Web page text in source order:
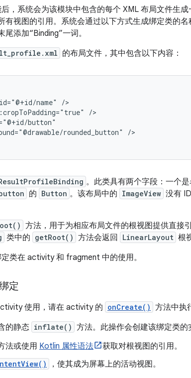
，系统会为该模块中包含的每个 XML 布局文件生
有视图的引用。系统会通过以下方式生成绑定类的
添加“Binding”一词。
的布局文件，其中包含以下内容：
name"
rounded_button"
/>
。此类具有两个字段：一个
的 Button 。该布局中的 ImageView 没有
方法，用于为相应布局文件的根视图提供直接
类中的 getRoot() 方法会返回 LinearLayout 根
类在 activity 和 fragment 中的使用。
定
使用，请在 activity 的 onCreate() 方法中执
的静态 inflate() 方法。此操作会创建该绑定类的
法或使用 Kotlin 属性语法
获取对根视图的引用。
，使其成为屏幕上的活动视图。